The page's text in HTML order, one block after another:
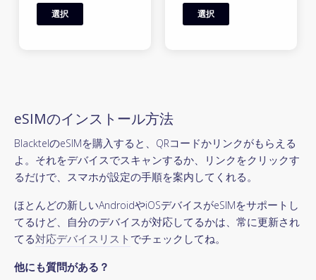
選択 選択
eSIMのインストール方法
BlacktelのeSIMを購入すると、QRコードかリンクがもらえる
よ。それをデバイスでスキャンするか、リンクをクリックす
るだけで、スマホが設定の手順を案内してくれる。
ほとんどの新しいAndroidやiOSデバイスがeSIMをサポートし
てるけど、自分のデバイスが対応してるかは、常に更新され
てる対応デバイスリスト でチェックしてね。
他にも質問がある？